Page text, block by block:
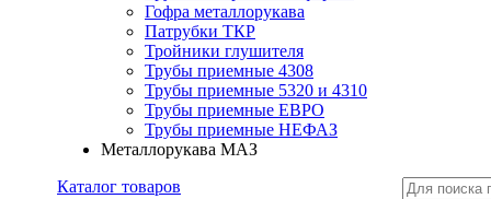
Гофра металлорукава
Патрубки ТКР
Тройники глушителя
Трубы приемные 4308
Трубы приемные 5320 и 4310
Трубы приемные ЕВРО
Трубы приемные НЕФАЗ
Металлорукава МАЗ
Каталог товаров